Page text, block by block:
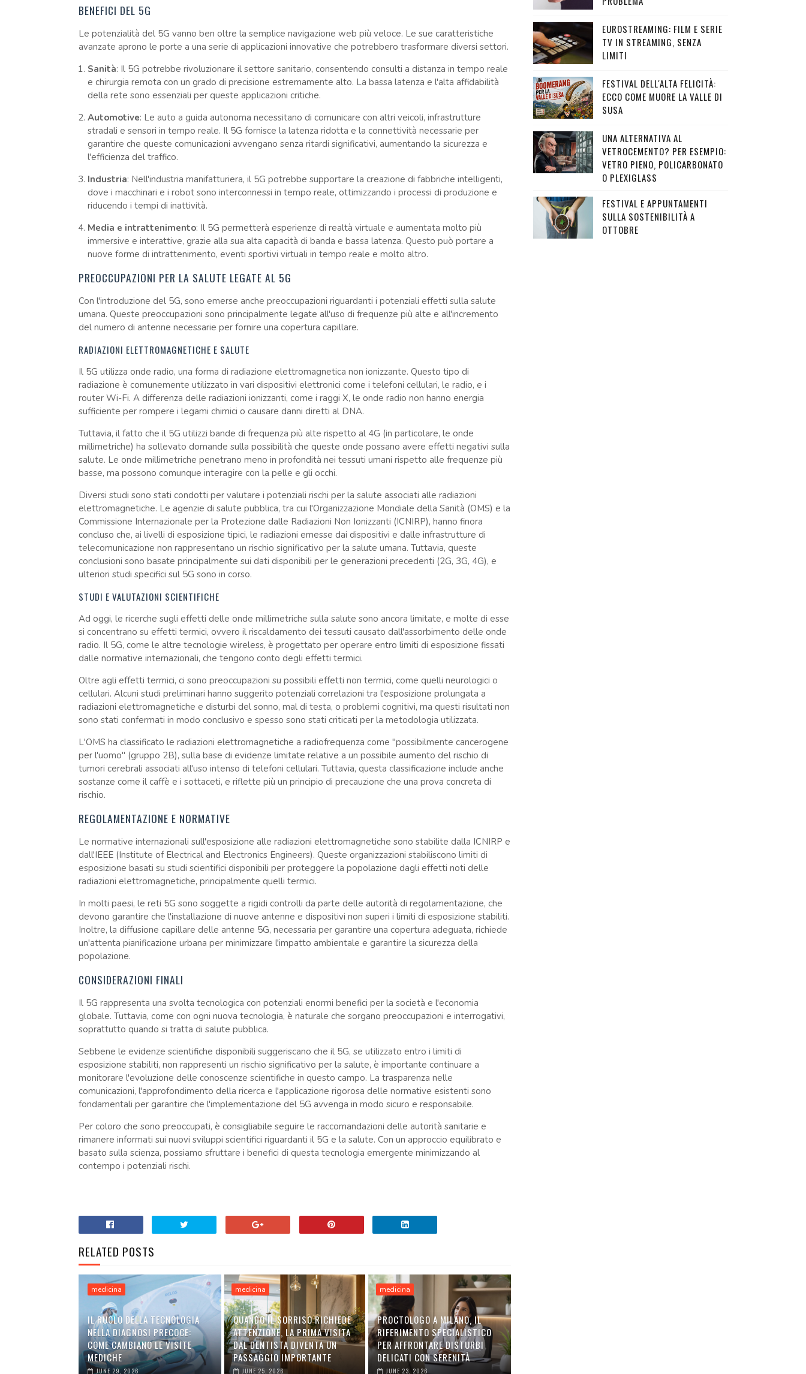
BENEFICI DEL 5G
Le potenzialità del 5G vanno ben oltre la semplice navigazione web più veloce. Le sue caratteristiche
avanzate aprono le porte a una serie di applicazioni innovative che potrebbero trasformare diversi settori.
Sanità: Il 5G potrebbe rivoluzionare il settore sanitario, consentendo consulti a distanza in tempo reale
e chirurgia remota con un grado di precisione estremamente alto. La bassa latenza e l'alta affidabilità
della rete sono essenziali per queste applicazioni critiche.
Automotive: Le auto a guida autonoma necessitano di comunicare con altri veicoli, infrastrutture
stradali e sensori in tempo reale. Il 5G fornisce la latenza ridotta e la connettività necessarie per
garantire che queste comunicazioni avvengano senza ritardi significativi, aumentando la sicurezza e
l'efficienza del traffico.
Industria: Nell'industria manifatturiera, il 5G potrebbe supportare la creazione di fabbriche intelligenti,
dove i macchinari e i robot sono interconnessi in tempo reale, ottimizzando i processi di produzione e
riducendo i tempi di inattività.
Media e intrattenimento: Il 5G permetterà esperienze di realtà virtuale e aumentata molto più
immersive e interattive, grazie alla sua alta capacità di banda e bassa latenza. Questo può portare a
nuove forme di intrattenimento, eventi sportivi virtuali in tempo reale e molto altro.
PREOCCUPAZIONI PER LA SALUTE LEGATE AL 5G
Con l'introduzione del 5G, sono emerse anche preoccupazioni riguardanti i potenziali effetti sulla salute
umana. Queste preoccupazioni sono principalmente legate all'uso di frequenze più alte e all'incremento
del numero di antenne necessarie per fornire una copertura capillare.
RADIAZIONI ELETTROMAGNETICHE E SALUTE
Il 5G utilizza onde radio, una forma di radiazione elettromagnetica non ionizzante. Questo tipo di
radiazione è comunemente utilizzato in vari dispositivi elettronici come i telefoni cellulari, le radio, e i
router Wi-Fi. A differenza delle radiazioni ionizzanti, come i raggi X, le onde radio non hanno energia
sufficiente per rompere i legami chimici o causare danni diretti al DNA.
Tuttavia, il fatto che il 5G utilizzi bande di frequenza più alte rispetto al 4G (in particolare, le onde
millimetriche) ha sollevato domande sulla possibilità che queste onde possano avere effetti negativi sulla
salute. Le onde millimetriche penetrano meno in profondità nei tessuti umani rispetto alle frequenze più
basse, ma possono comunque interagire con la pelle e gli occhi.
Diversi studi sono stati condotti per valutare i potenziali rischi per la salute associati alle radiazioni
elettromagnetiche. Le agenzie di salute pubblica, tra cui l'Organizzazione Mondiale della Sanità (OMS) e la
Commissione Internazionale per la Protezione dalle Radiazioni Non Ionizzanti (ICNIRP), hanno finora
concluso che, ai livelli di esposizione tipici, le radiazioni emesse dai dispositivi e dalle infrastrutture di
telecomunicazione non rappresentano un rischio significativo per la salute umana. Tuttavia, queste
conclusioni sono basate principalmente sui dati disponibili per le generazioni precedenti (2G, 3G, 4G), e
ulteriori studi specifici sul 5G sono in corso.
STUDI E VALUTAZIONI SCIENTIFICHE
Ad oggi, le ricerche sugli effetti delle onde millimetriche sulla salute sono ancora limitate, e molte di esse
si concentrano su effetti termici, ovvero il riscaldamento dei tessuti causato dall'assorbimento delle onde
radio. Il 5G, come le altre tecnologie wireless, è progettato per operare entro limiti di esposizione fissati
dalle normative internazionali, che tengono conto degli effetti termici.
Oltre agli effetti termici, ci sono preoccupazioni su possibili effetti non termici, come quelli neurologici o
cellulari. Alcuni studi preliminari hanno suggerito potenziali correlazioni tra l'esposizione prolungata a
radiazioni elettromagnetiche e disturbi del sonno, mal di testa, o problemi cognitivi, ma questi risultati non
sono stati confermati in modo conclusivo e spesso sono stati criticati per la metodologia utilizzata.
L'OMS ha classificato le radiazioni elettromagnetiche a radiofrequenza come "possibilmente cancerogene
per l'uomo" (gruppo 2B), sulla base di evidenze limitate relative a un possibile aumento del rischio di
tumori cerebrali associati all'uso intenso di telefoni cellulari. Tuttavia, questa classificazione include anche
sostanze come il caffè e i sottaceti, e riflette più un principio di precauzione che una prova concreta di
rischio.
REGOLAMENTAZIONE E NORMATIVE
Le normative internazionali sull'esposizione alle radiazioni elettromagnetiche sono stabilite dalla ICNIRP e
dall'IEEE (Institute of Electrical and Electronics Engineers). Queste organizzazioni stabiliscono limiti di
esposizione basati su studi scientifici disponibili per proteggere la popolazione dagli effetti noti delle
radiazioni elettromagnetiche, principalmente quelli termici.
In molti paesi, le reti 5G sono soggette a rigidi controlli da parte delle autorità di regolamentazione, che
devono garantire che l'installazione di nuove antenne e dispositivi non superi i limiti di esposizione stabiliti.
Inoltre, la diffusione capillare delle antenne 5G, necessaria per garantire una copertura adeguata, richiede
un'attenta pianificazione urbana per minimizzare l'impatto ambientale e garantire la sicurezza della
popolazione.
CONSIDERAZIONI FINALI
Il 5G rappresenta una svolta tecnologica con potenziali enormi benefici per la società e l'economia
globale. Tuttavia, come con ogni nuova tecnologia, è naturale che sorgano preoccupazioni e interrogativi,
soprattutto quando si tratta di salute pubblica.
Sebbene le evidenze scientifiche disponibili suggeriscano che il 5G, se utilizzato entro i limiti di
esposizione stabiliti, non rappresenti un rischio significativo per la salute, è importante continuare a
monitorare l'evoluzione delle conoscenze scientifiche in questo campo. La trasparenza nelle
comunicazioni, l'approfondimento della ricerca e l'applicazione rigorosa delle normative esistenti sono
fondamentali per garantire che l'implementazione del 5G avvenga in modo sicuro e responsabile.
Per coloro che sono preoccupati, è consigliabile seguire le raccomandazioni delle autorità sanitarie e
rimanere informati sui nuovi sviluppi scientifici riguardanti il 5G e la salute. Con un approccio equilibrato e
basato sulla scienza, possiamo sfruttare i benefici di questa tecnologia emergente minimizzando al
contempo i potenziali rischi.
RELATED POSTS
medicina
IL RUOLO DELLA TECNOLOGIA
NELLA DIAGNOSI PRECOCE:
COME CAMBIANO LE VISITE
MEDICHE
JUNE 29, 2026
medicina
QUANDO IL SORRISO RICHIEDE
ATTENZIONE, LA PRIMA VISITA
DAL DENTISTA DIVENTA UN
PASSAGGIO IMPORTANTE
JUNE 25, 2026
medicina
PROCTOLOGO A MILANO, IL
RIFERIMENTO SPECIALISTICO
PER AFFRONTARE DISTURBI
DELICATI CON SERENITÀ
JUNE 23, 2026
EUROSTREAMING: FILM E SERIE
TV IN STREAMING, SENZA
LIMITI
FESTIVAL DELL'ALTA FELICITÀ:
ECCO COME MUORE LA VALLE DI
SUSA
UNA ALTERNATIVA AL
VETROCEMENTO? PER ESEMPIO:
VETRO PIENO, POLICARBONATO
O PLEXIGLASS
FESTIVAL E APPUNTAMENTI
SULLA SOSTENIBILITÀ A
OTTOBRE